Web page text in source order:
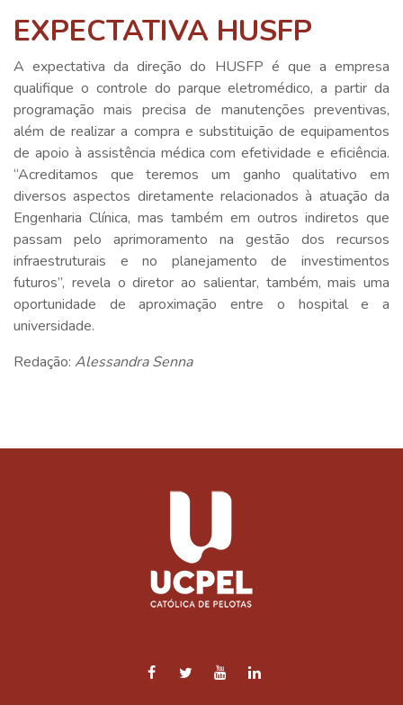
EXPECTATIVA HUSFP
A expectativa da direção do HUSFP é que a empresa
qualifique o controle do parque eletromédico, a partir da
programação mais precisa de manutenções preventivas,
além de realizar a compra e substituição de equipamentos
de apoio à assistência médica com efetividade e eficiência.
“Acreditamos que teremos um ganho qualitativo em
diversos aspectos diretamente relacionados à atuação da
Engenharia Clínica, mas também em outros indiretos que
passam pelo aprimoramento na gestão dos recursos
infraestruturais e no planejamento de investimentos
futuros”, revela o diretor ao salientar, também, mais uma
oportunidade de aproximação entre o hospital e a
universidade.
Redação: Alessandra Senna